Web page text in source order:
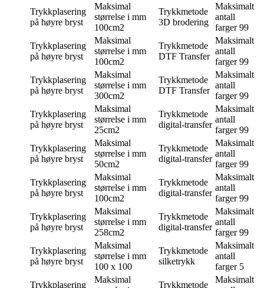
Trykkplasering
på høyre bryst
Maksimal
størrelse i mm
100cm2
Trykkmetode
3D brodering
Maksimalt
antall
farger 99
Trykkplasering
på høyre bryst
Maksimal
størrelse i mm
100cm2
Trykkmetode
DTF Transfer
Maksimalt
antall
farger 99
Trykkplasering
på høyre bryst
Maksimal
størrelse i mm
300cm2
Trykkmetode
DTF Transfer
Maksimalt
antall
farger 99
Trykkplasering
på høyre bryst
Maksimal
størrelse i mm
25cm2
Trykkmetode
digital-transfer
Maksimalt
antall
farger 99
Trykkplasering
på høyre bryst
Maksimal
størrelse i mm
50cm2
Trykkmetode
digital-transfer
Maksimalt
antall
farger 99
Trykkplasering
på høyre bryst
Maksimal
størrelse i mm
100cm2
Trykkmetode
digital-transfer
Maksimalt
antall
farger 99
Trykkplasering
på høyre bryst
Maksimal
størrelse i mm
258cm2
Trykkmetode
digital-transfer
Maksimalt
antall
farger 99
Trykkplasering
på høyre bryst
Maksimal
størrelse i mm
100 x 100
Trykkmetode
silketrykk
Maksimalt
antall
farger 5
Trykkplasering
Maksimal
Trykkmetode
Maksimalt